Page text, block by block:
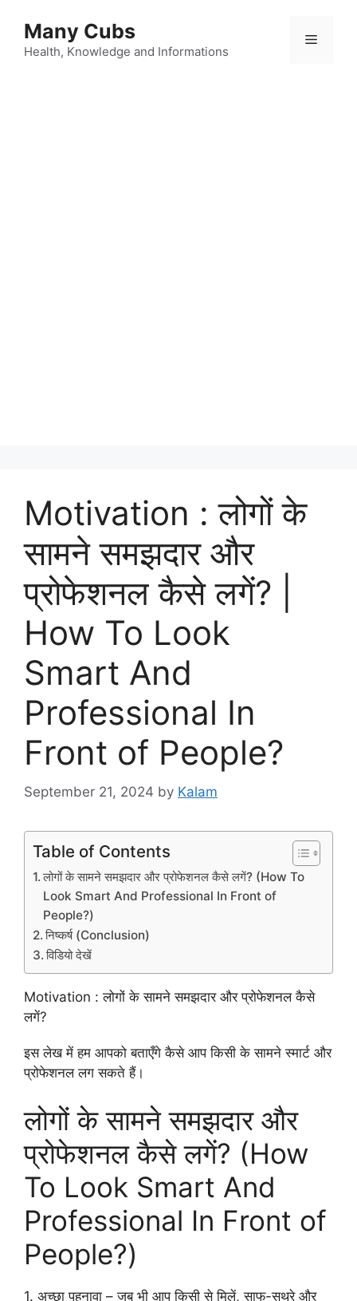
Many Cubs
Health, Knowledge and Informations
Motivation : लोगों के
सामने समझदार और
प्रोफेशनल कैसे लगें? |
How To Look
Smart And
Professional In
Front of People?
September 21, 2024 by Kalam
Table of Contents
लोगों के सामने समझदार और प्रोफेशनल कैसे लगें? (How To
Look Smart And Professional In Front of
People?)
निष्कर्ष (Conclusion)
विडियो देखें
Motivation : लोगों के सामने समझदार और प्रोफेशनल कैसे
लगें?
इस लेख में हम आपको बताएँगे कैसे आप किसी के सामने स्मार्ट और
प्रोफेशनल लग सकते हैं।
लोगों के सामने समझदार और
प्रोफेशनल कैसे लगें? (How
To Look Smart And
Professional In Front of
People?)
1. अच्छा पहनावा – जब भी आप किसी से मिलें, साफ-सुथरे और